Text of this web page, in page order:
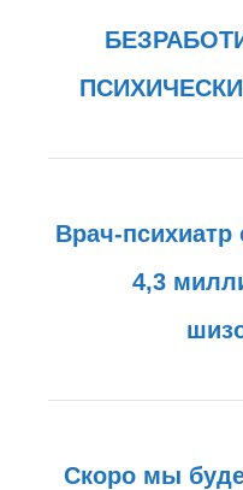
Врач-
4,3
Скоро мы